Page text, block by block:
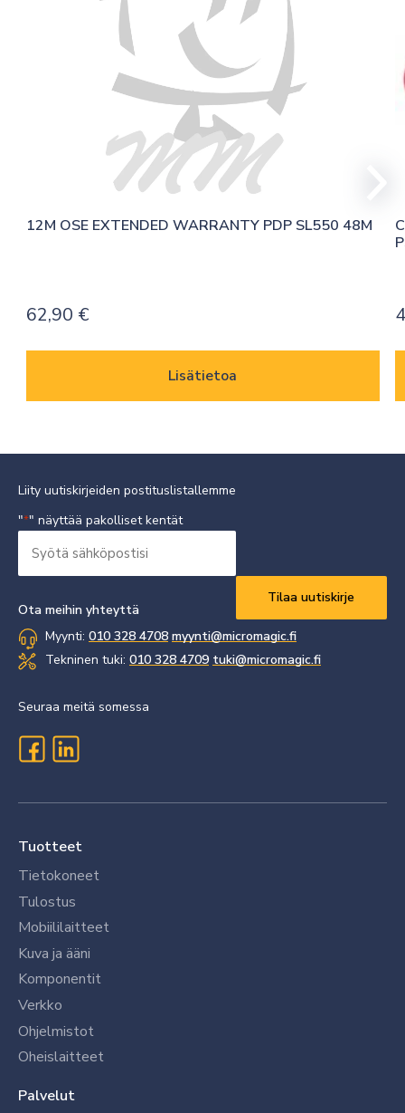
12M OSE EXTENDED WARRANTY PDP SL550 48M
62,90 €
Lisätietoa
Liity uutiskirjeiden postituslistallemme
"*" näyttää pakolliset kentät
sähköpostisi
Ota meihin yhteyttä
Myynti: 010 328 4708 myynti@micromagic.fi
Tekninen tuki: 010 328 4709 tuki@micromagic.fi
Seuraa meitä somessa
Tuotteet
Tietokoneet
Tulostus
Mobiililaitteet
Kuva ja ääni
Komponentit
Verkko
Ohjelmistot
Oheislaitteet
Palvelut